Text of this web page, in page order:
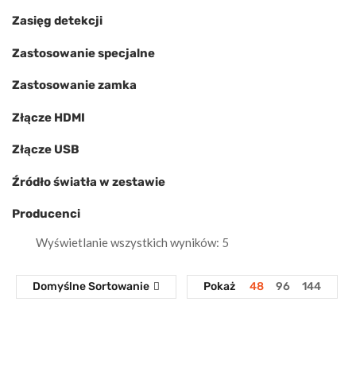
Zasięg detekcji
Zastosowanie specjalne
Zastosowanie zamka
Złącze HDMI
Złącze USB
Źródło światła w zestawie
Producenci
Wyświetlanie wszystkich wyników: 5
Domyślne Sortowanie Pokaż 48 96 144